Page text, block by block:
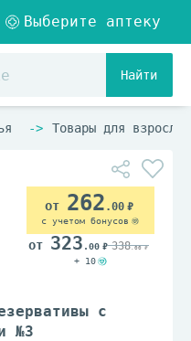
Найти
Товары для взрослых
с
№3
262 .00
с учетом бонусов
323 .00 338.00
+ 10